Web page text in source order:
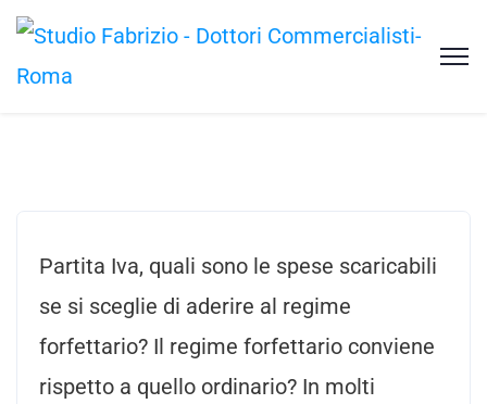
Partita Iva, quali sono le spese scaricabili
se si sceglie di aderire al regime
forfettario? Il regime forfettario conviene
rispetto a quello ordinario? In molti